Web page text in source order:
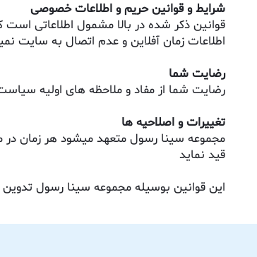
شرایط و قوانین حریم و اطلاعات خصوصی
قوانین ذکر شده در بالا مشمول اطلاعاتی
اطلاعات زمان آفلاین و عدم اتصال به سایت
رضایت شما
رضایت شما از مفاد و ملاحظه های اولیه
تغییرات و اصلاحیه ها
مجموعه سینا رسول متعهد میشود هر زمان در
قید نماید
این قوانین بوسیله مجموعه سینا رسول